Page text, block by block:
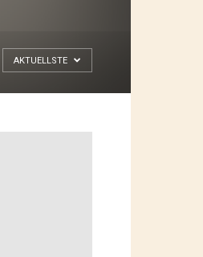
AKTUELLSTE